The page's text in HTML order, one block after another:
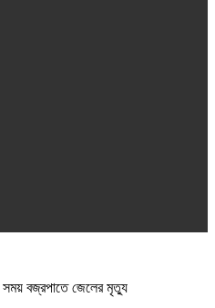
সময় বজ্রপাতে জেলের মৃত্যু